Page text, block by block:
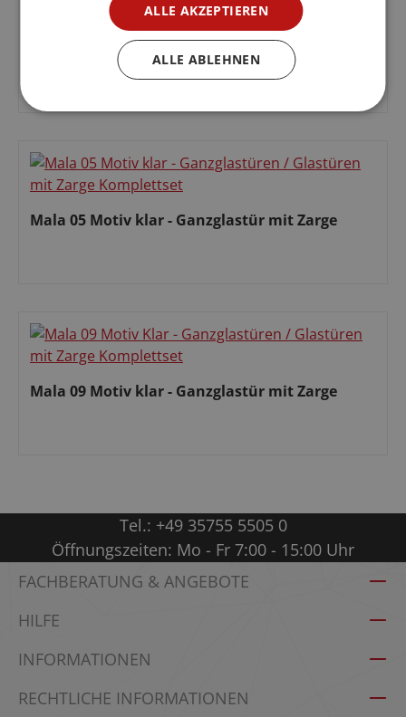
Mala 09 Motiv matt - Ganzglastür mit Zarge
Regulärer Preis:
Mala 05 Motiv klar - Ganzglastür mit Zarge
Mala 09 Motiv klar - Ganzglastür mit Zarge
Tel.: +49 35755 5505 0
Öffnungszeiten: Mo - Fr 7:00 - 15:00 Uhr
FACHBERATUNG & ANGEBOTE
HILFE
INFORMATIONEN
RECHTLICHE INFORMATIONEN
ALLE AKZEPTIEREN
ALLE ABLEHNEN